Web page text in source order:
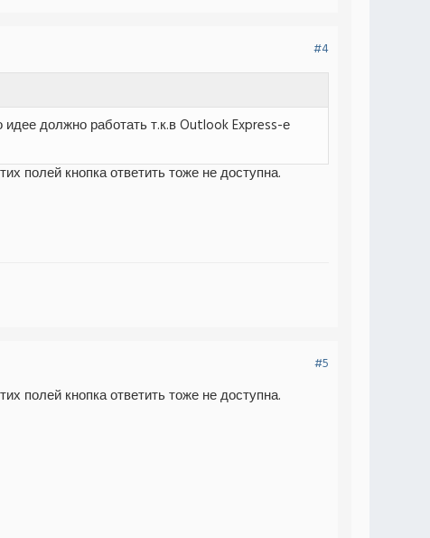
#4
должно работать т.к.в Outlook Express-е
полей кнопка ответить тоже не доступна.
#5
полей кнопка ответить тоже не доступна.